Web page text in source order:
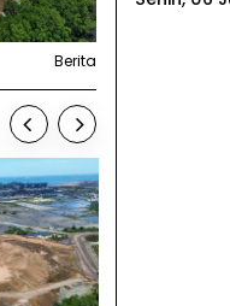
Berita